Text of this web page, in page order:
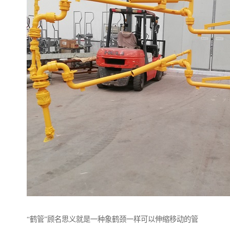
“鹤管”顾名思义就是一种象鹤颈一样可以伸缩移动的管